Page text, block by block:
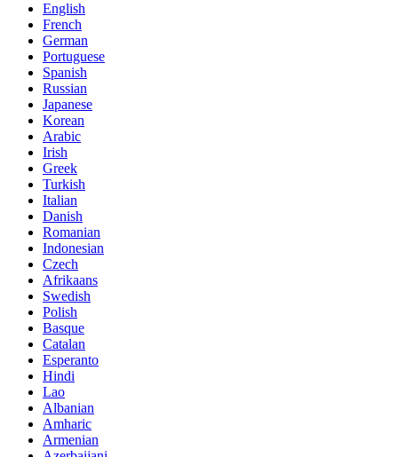
English
French
German
Portuguese
Spanish
Russian
Japanese
Korean
Arabic
Irish
Greek
Turkish
Italian
Danish
Romanian
Indonesian
Czech
Afrikaans
Swedish
Polish
Basque
Catalan
Esperanto
Hindi
Lao
Albanian
Amharic
Armenian